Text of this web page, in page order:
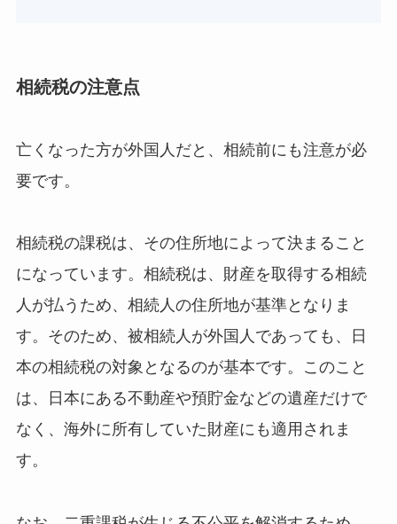
相続税の注意点
亡くなった方が外国人だと、相続前にも注意が必
要です。
相続税の課税は、その住所地によって決まること
になっています。相続税は、財産を取得する相続
人が払うため、相続人の住所地が基準となりま
す。そのため、被相続人が外国人であっても、日
本の相続税の対象となるのが基本です。このこと
は、日本にある不動産や預貯金などの遺産だけで
なく、海外に所有していた財産にも適用されま
す。